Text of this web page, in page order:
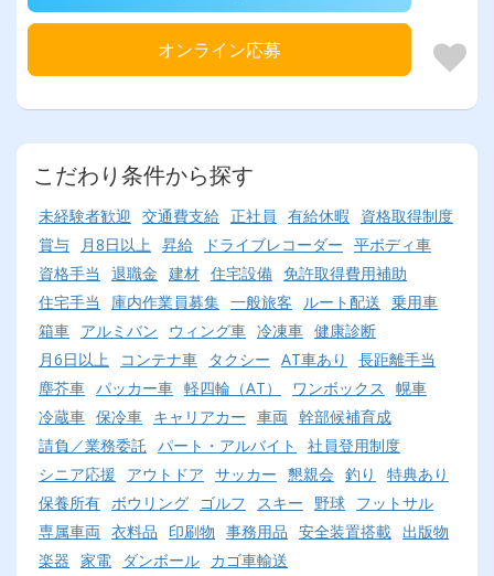
オンライン応募
こだわり条件から探す
未経験者歓迎 交通費支給 正社員 有給休暇
資格取得制度
賞与
月8日以上 昇給 ドライブレコーダー 平ボディ車
資格手当
退職金 建材 住宅設備 免許取得費用補助
住宅手当
庫内作業員募集 一般旅客 ルート配送 乗用車
箱車 アルミバン ウィング車 冷凍車 健康診断
月6日以上
コンテナ車 タクシー AT車あり
長距離手当
塵芥車 パッカー車 軽四輪（AT） ワンボックス
幌車
冷蔵車 保冷車 キャリアカー 車両 幹部候補育成
請負／業務委託 パート・アルバイト
社員登用制度
シニア応援
アウトドア サッカー 懇親会 釣り
特典あり
保養所有 ボウリング ゴルフ スキー 野球 フットサル
専属車両 衣料品 印刷物 事務用品 安全装置搭載 出版物
楽器 家電 ダンボール カゴ車輸送